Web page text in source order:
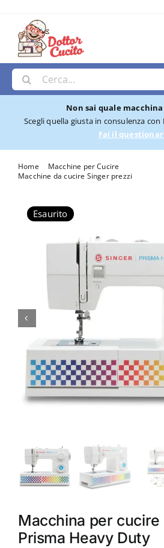
contenuto
Cerca
per:
Macchine per Cucire
Ricamatrici
Piedini
Servizi
Blog
Contatti
Non sai quale
Scegli quella giusta in consulenza con
Fai il
Home
Macchine per Cucire
Macchine da cucire Singer prezzi
Esaurito
Macchina per cucire
Prisma Heavy Duty